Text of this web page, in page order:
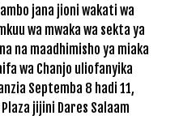
jana jioni wakati wa
wa mwaka wa sekta ya
na maadhimisho ya miaka
wa Chanjo uliofanyika
Septemba 8 hadi 11,
jijini Dares Salaam